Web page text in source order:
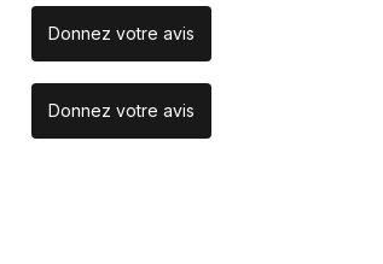
Donnez votre avis
Donnez votre avis